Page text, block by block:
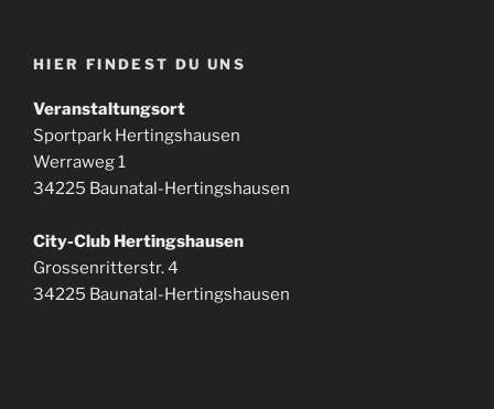
HIER FINDEST DU UNS
Veranstaltungsort
Sportpark Hertingshausen
Werraweg 1
34225 Baunatal-Hertingshausen
City-Club Hertingshausen
Grossenritterstr. 4
34225 Baunatal-Hertingshausen